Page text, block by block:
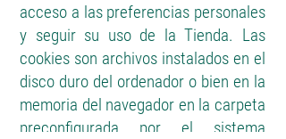
acceso a las preferencias personales
y seguir su uso de la Tienda. Las
cookies son archivos instalados en el
disco duro del ordenador o bien en la
memoria del navegador en la carpeta
preconfigurada por el sistema